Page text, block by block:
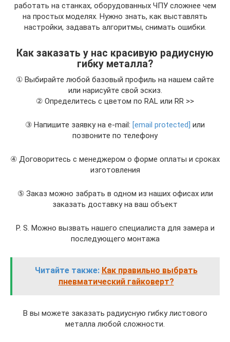
работать на станках, оборудованных ЧПУ сложнее чем
на простых моделях. Нужно знать, как выставлять
настройки, задавать алгоритмы, снимать ошибки.
Как заказать у нас красивую радиусную
гибку металла?
① Выбирайте любой базовый профиль на нашем сайте
или нарисуйте свой эскиз.
② Определитесь с цветом по RAL или RR >>
③ Напишите заявку на e-mail: [email protected] или
позвоните по телефону
④ Договоритесь с менеджером о форме оплаты и сроках
изготовления
⑤ Заказ можно забрать в одном из наших офисах или
заказать доставку на ваш объект
Р. S. Можно вызвать нашего специалиста для замера и
последующего монтажа
Читайте также: Как правильно выбрать
пневматический гайковерт?
В вы можете заказать радиусную гибку листового
металла любой сложности.